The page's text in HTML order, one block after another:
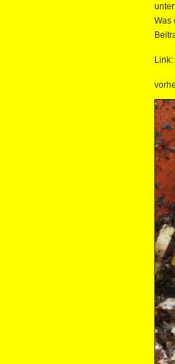
Was
Link: